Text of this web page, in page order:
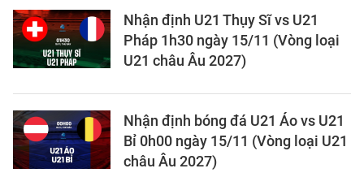
Nhận định U21 Thụy Sĩ vs U21
Pháp 1h30 ngày 15/11 (Vòng loại
U21 châu Âu 2027)
Nhận định bóng đá U21 Áo vs U21
Bỉ 0h00 ngày 15/11 (Vòng loại U21
châu Âu 2027)